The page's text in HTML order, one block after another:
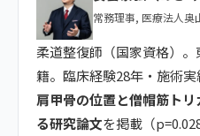
常務理事, 医療法人奥
柔道整復師（国家資格）
籍。臨床経験28年・施術
肩甲骨の位置と僧帽筋ト
る研究論文を掲載（